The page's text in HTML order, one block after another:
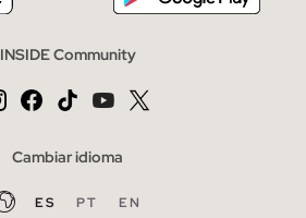
INSIDE Community
Cambiar idioma
ES PT EN